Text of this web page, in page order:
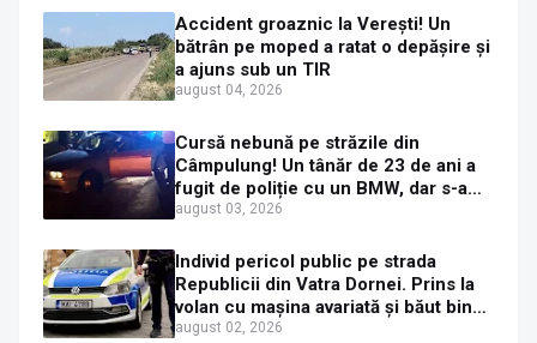
Accident groaznic la Verești! Un
bătrân pe moped a ratat o depășire și
a ajuns sub un TIR
august 04, 2026
Cursă nebună pe străzile din
Câmpulung! Un tânăr de 23 de ani a
fugit de poliție cu un BMW, dar s-a
oprit într-un gard de pe strada
august 03, 2026
Individ pericol public pe strada
Republicii din Vatra Dornei. Prins la
volan cu mașina avariată și băut bine,
în plină zi
august 02, 2026